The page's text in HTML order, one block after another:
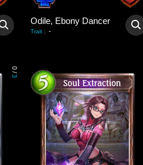
Odile, Ebony Dancer
Trait : -
0
/
3